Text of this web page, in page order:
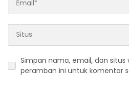
Simpan nama, email, dan situs
peramban ini untuk komentar